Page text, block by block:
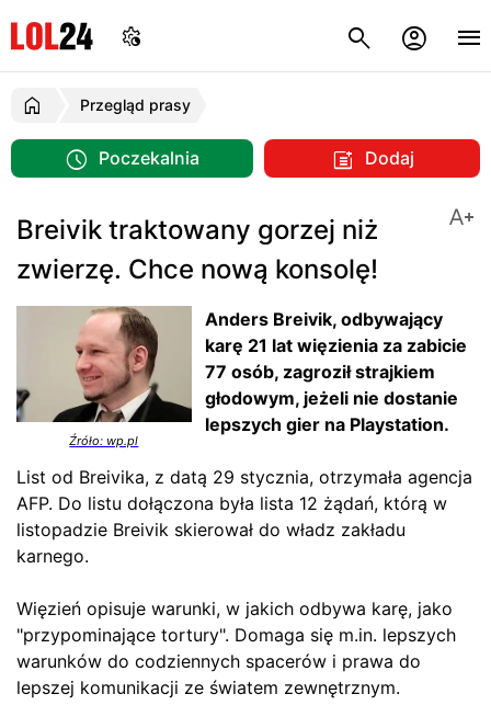
Przegląd prasy
Poczekalnia Dodaj
Breivik traktowany gorzej niż
zwierzę. Chce nową konsolę!
Źróło: wp.pl
Anders Breivik, odbywający
karę 21 lat więzienia za zabicie
77 osób, zagroził strajkiem
głodowym, jeżeli nie dostanie
lepszych gier na Playstation.
List od Breivika, z datą 29 stycznia, otrzymała agencja
AFP. Do listu dołączona była lista 12 żądań, którą w
listopadzie Breivik skierował do władz zakładu
karnego.
Więzień opisuje warunki, w jakich odbywa karę, jako
"przypominające tortury". Domaga się m.in. lepszych
warunków do codziennych spacerów i prawa do
lepszej komunikacji ze światem zewnętrznym.